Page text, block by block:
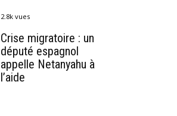
2.8k vues
Crise migratoire : un
député espagnol
appelle Netanyahu à
l’aide